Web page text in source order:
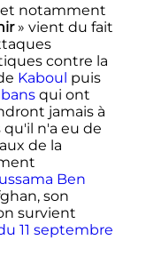
notamment
» vient du fait
contre la
Kaboul puis
qui ont
jamais à
qu'il n'a eu de
de la
Ben
son
survient
11 septembre